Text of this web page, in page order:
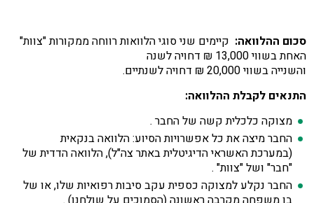
סכום ההלוואה: קיימים שני סוגי הלוואות רווחה ממקורות "צוות"
האחת בשווי 13,000 ₪ דחויה לשנה
והשנייה בשווי 20,000 ₪ דחויה לשנתיים.
התנאים לקבלת ההלוואה:
מצוקה כלכלית קשה של החבר .
החבר מיצה את כל אפשרויות הסיוע: הלוואה בנקאית
(במערכת האשראי הדיגיטלית באתר צה"ל), הלוואה הדדית של
"חבר" ושל "צוות" .
החבר נקלע למצוקה כספית עקב סיבות רפואיות שלו, או של